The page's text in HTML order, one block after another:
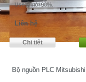
Used, mới 90%.
Liên hệ
Bộ nguồn PLC